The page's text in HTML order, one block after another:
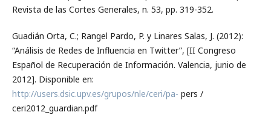
Revista de las Cortes Generales, n. 53, pp. 319-352.
Guadián Orta, C.; Rangel Pardo, P. y Linares Salas, J. (2012):
“Análisis de Redes de Influencia en Twitter”, [II Congreso
Español de Recuperación de Información. Valencia, junio de
2012]. Disponible en:
http://users.dsic.upv.es/grupos/nle/ceri/pa- pers /
ceri2012_guardian.pdf